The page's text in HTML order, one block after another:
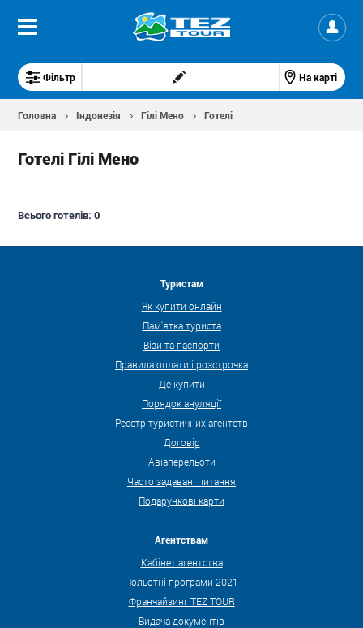
Фільтр На карті
Головна Індонезія Гілі Мено Готелі
Готелі Гілі Мено
Всього готелів:0
Туристам
Як купити онлайн
Пам'ятка туриста
Візи та паспорти
Правила оплати і розстрочка
Де купити
Порядок ануляції
Реєстр туристичних агентств
Договір
Авіаперельоти
Часто задавані питання
Подарункові карти
Агентствам
Кабінет агентства
Польотні програми 2021
Франчайзинг TEZ TOUR
Видача документів